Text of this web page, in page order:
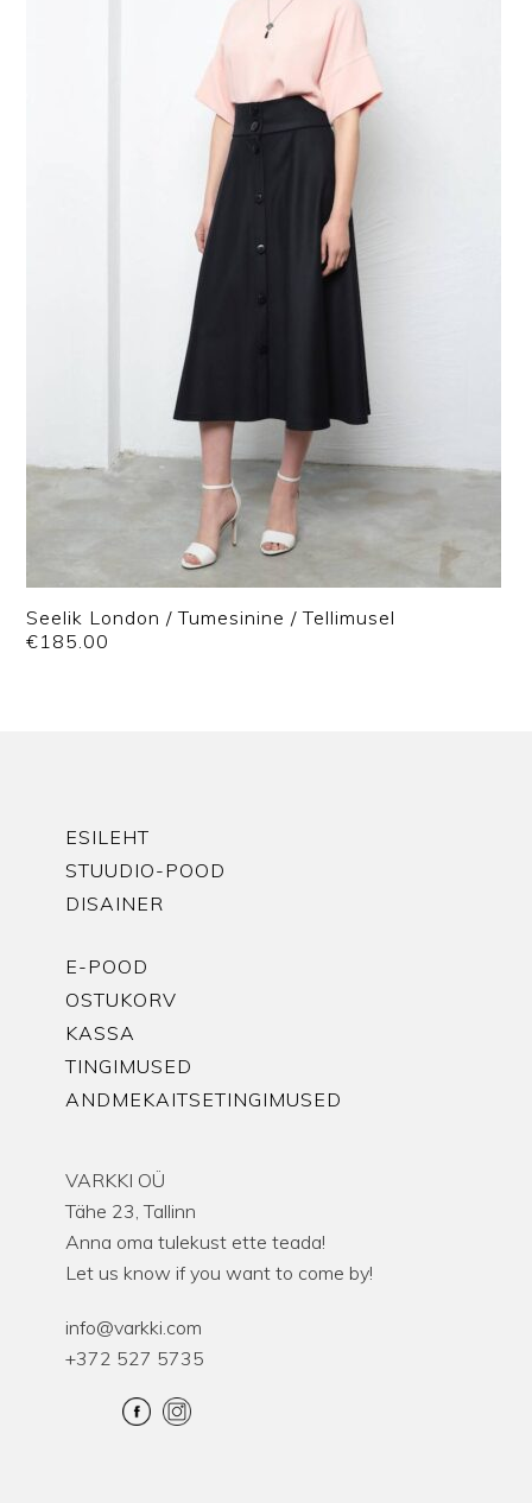
Seelik London / Tumesinine / Tellimusel
€185.00
ESILEHT
STUUDIO-POOD
DISAINER
E-POOD
OSTUKORV
KASSA
TINGIMUSED
ANDMEKAITSETINGIMUSED
VARKKI OÜ
Tähe 23, Tallinn
Anna oma tulekust ette teada!
Let us know if you want to come by!
info@varkki.com
+372 527 5735